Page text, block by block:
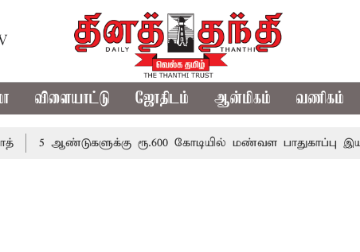
விளையாட்டு ஜோதிடம் ஆன்மிகம் வணிகம்
ரூ.600 கோடியில் மண்வள பாதுகாப்பு இயக்கம்